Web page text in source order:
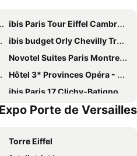
ibis Paris Tour Eiffel Cambronne 15ème
ibis budget Orly Chevilly Tram 7
Novotel Suites Paris Montreuil Vincennes
Hôtel 3* Provinces Opéra - Vacances Bleues
ibis Paris 17 Clichy-Batignolles
Hôtel De Paris Opera
Novotel Paris 17
Porte de Versailles
Torre Eiffel